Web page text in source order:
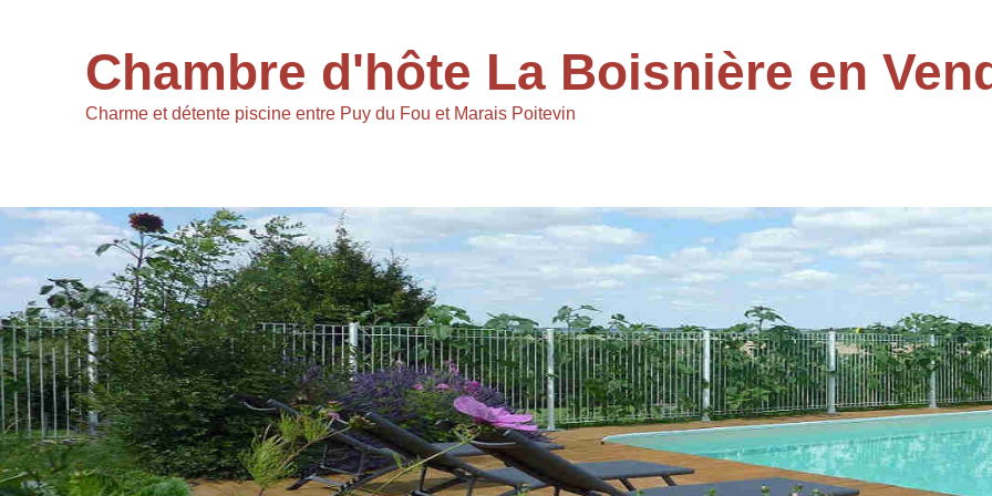
Chambre d'hôte La Boisnière en
Charme et détente piscine entre Puy du Fou et Marais Poitevin